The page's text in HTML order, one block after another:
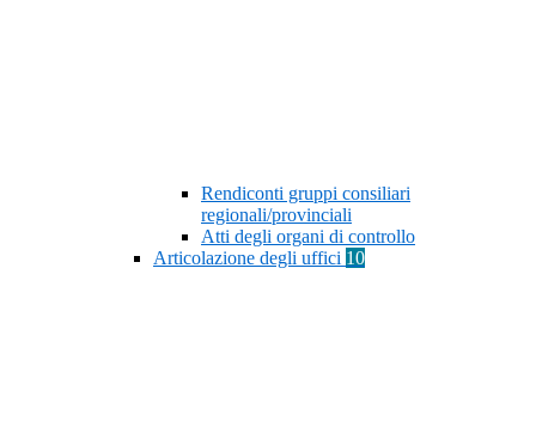
Rendiconti gruppi consiliari
regionali/provinciali
Atti degli organi di controllo
Articolazione degli uffici 10